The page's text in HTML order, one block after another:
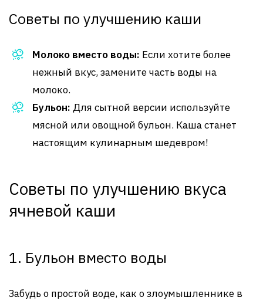
Советы по улучшению каши
Молоко вместо воды: Если хотите более
нежный вкус, замените часть воды на
молоко.
Бульон: Для сытной версии используйте
мясной или овощной бульон. Каша станет
настоящим кулинарным шедевром!
Советы по улучшению вкуса
ячневой каши
1. Бульон вместо воды
Забудь о простой воде, как о злоумышленнике в